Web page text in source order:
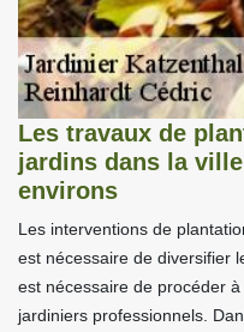
Les travaux de
jardins dans la
environs
Les interventions de
est nécessaire de diversifier
est nécessaire de procéder
jardiniers professionnels.